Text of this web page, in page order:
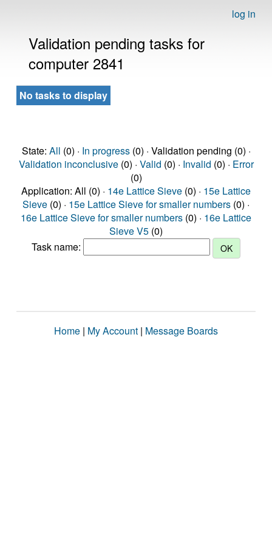
log in
Validation pending tasks for
computer 2841
No tasks to display
State: All (0) · In progress(0) · Validation pending (0) ·
Validation inconclusive(0) · Valid (0) · Invalid (0) · Error
(0)
Application: All (0) · 14e Lattice Sieve (0) · 15e Lattice
Sieve (0) · 15e Lattice Sieve for smaller numbers (0) ·
16e Lattice Sieve for smaller numbers (0) · 16e Lattice
Sieve V5 (0)
Task name:
Home | My Account | Message Boards